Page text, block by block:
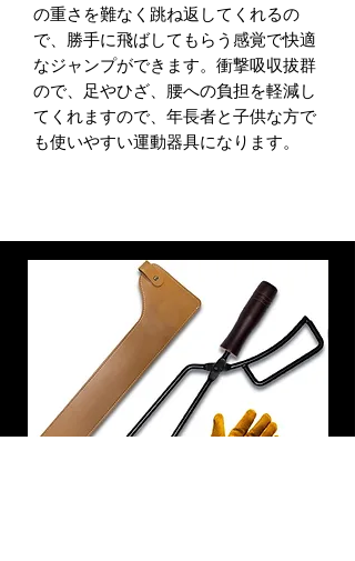
の重さを難なく跳ね返してくれるの
で、勝手に飛ばしてもらう感覚で快適
なジャンプができます。衝撃吸収拔群
ので、足やひざ、腰への負担を軽減し
てくれますので、年長者と子供な方で
も使いやすい運動器具になります。